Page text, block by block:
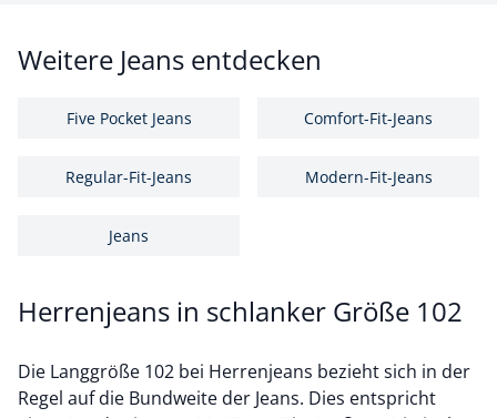
Weitere Jeans entdecken
Five Pocket Jeans Comfort-Fit-Jeans
Regular-Fit-Jeans Modern-Fit-Jeans
Jeans
Herrenjeans in schlanker Größe 102
Die Langgröße 102 bei Herrenjeans bezieht sich in der
Regel auf die Bundweite der Jeans. Dies entspricht